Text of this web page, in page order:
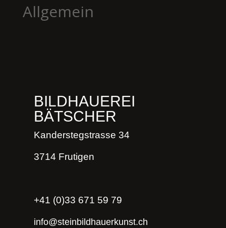
Allgemein
BILDHAUEREI
BÄTSCHER
Kanderstegstrasse 34
3714 Frutigen
+41 (0)33 671 59 79
info@steinbildhauerkunst.ch